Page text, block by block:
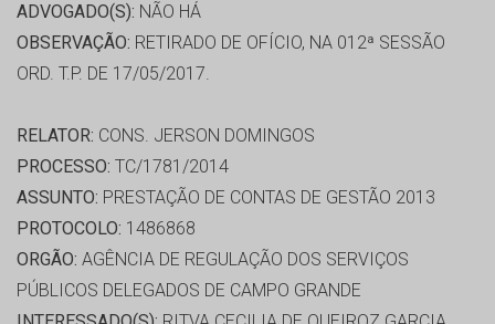
ADVOGADO(S): NÃO HÁ
OBSERVAÇÃO: RETIRADO DE OFÍCIO, NA 012ª SESSÃO
ORD. T.P. DE 17/05/2017.
RELATOR: CONS. JERSON DOMINGOS
PROCESSO: TC/1781/2014
ASSUNTO: PRESTAÇÃO DE CONTAS DE GESTÃO 2013
PROTOCOLO: 1486868
ORGÃO: AGÊNCIA DE REGULAÇÃO DOS SERVIÇOS
PÚBLICOS DELEGADOS DE CAMPO GRANDE